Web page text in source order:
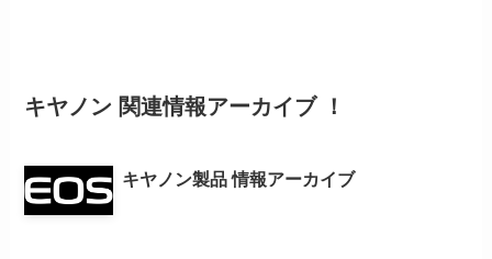
キヤノン 関連情報アーカイブ ！
キヤノン製品 情報アーカイブ